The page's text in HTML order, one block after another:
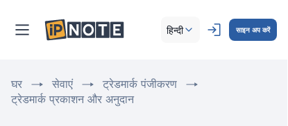
हिन्दी साइन अप करें
घर सेवाएं
ट्रेडमार्क पंजीकरण
ट्रेडमार्क प्रकाशन और अनुदान